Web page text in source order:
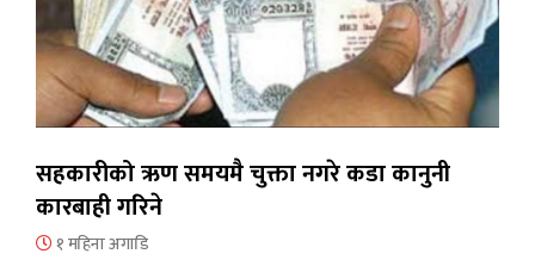
सहकारीको ऋण समयमै चुक्ता नगरे कडा कानुनी
कारबाही गरिने
१ महिना अगाडि